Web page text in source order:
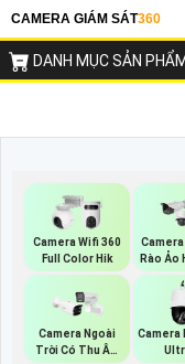
CAMERA GIÁM SÁT360
DANH MỤC SẢN
Camera Wifi 360
Full Color Hik
Camera
Rào Ảo
Camera Ngoài
Trời Có Thu Âm
Camera